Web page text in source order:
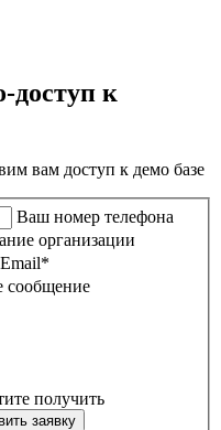
доступ к
вам доступ к демо базе
Ваш номер телефона
организации
сообщение
заявку